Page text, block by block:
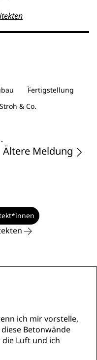
Fertigstellung
& Co.
Ältere Meldung
ich mir vorstelle,
Betonwände
Luft und ich